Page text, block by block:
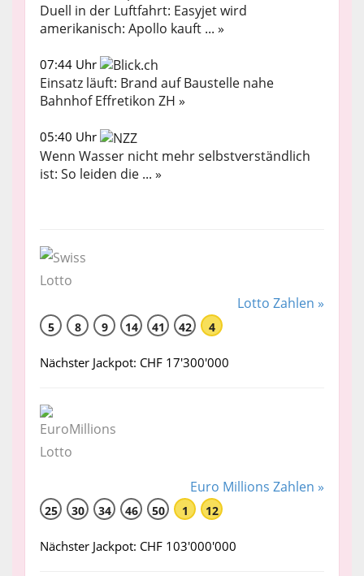
Duell in der Luftfahrt: Easyjet wird
amerikanisch: Apollo kauft ... »
07:44 Uhr
Einsatz läuft: Brand auf Baustelle nahe
Bahnhof Effretikon ZH »
05:40 Uhr
Wenn Wasser nicht mehr selbstverständlich
ist: So leiden die ... »
Lotto Zahlen »
5 8 9 14 41 42 4
Nächster Jackpot: CHF 17'300'000
Euro Millions Zahlen »
25 30 34 46 50 1 12
Nächster Jackpot: CHF 103'000'000